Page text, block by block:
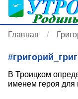
Главная
#
В Троицком
именем героя